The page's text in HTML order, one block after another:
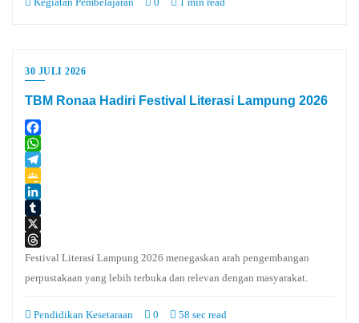
30 JULI 2026
TBM Ronaa Hadiri Festival Literasi Lampung 2026
Facebook
WhatsApp
Telegram
Google
Classroom
LinkedIn
Tumblr
X
Threads
Festival Literasi Lampung 2026 menegaskan arah pengembangan
perpustakaan yang lebih terbuka dan relevan dengan masyarakat.
Pendidikan Kesetaraan 0 58 sec read